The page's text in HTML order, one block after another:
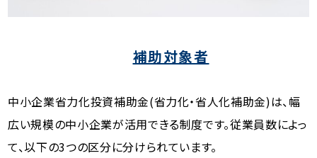
補助対象者
中小企業省力化投資補助金(省力化・省人化補助金)は、幅
広い規模の中小企業が活用できる制度です。従業員数によっ
て、以下の3つの区分に分けられています。